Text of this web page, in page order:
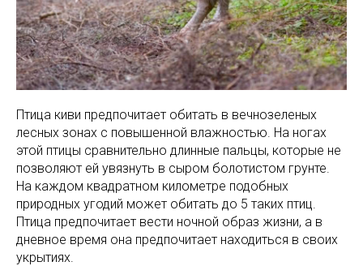
Птица киви предпочитает обитать в вечнозеленых
лесных зонах с повышенной влажностью. На ногах
этой птицы сравнительно длинные пальцы, которые не
позволяют ей увязнуть в сыром болотистом грунте.
На каждом квадратном километре подобных
природных угодий может обитать до 5 таких птиц.
Птица предпочитает вести ночной образ жизни, а в
дневное время она предпочитает находиться в своих
укрытиях.